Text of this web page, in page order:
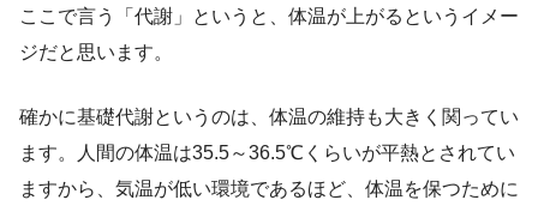
ここで言う「代謝」というと、体温が上がるというイメー
ジだと思います。
確かに基礎代謝というのは、体温の維持も大きく関ってい
ます。人間の体温は35.5～36.5℃くらいが平熱とされてい
ますから、気温が低い環境であるほど、体温を保つために